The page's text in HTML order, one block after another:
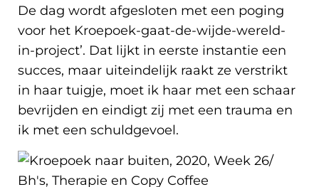
De dag wordt afgesloten met een poging
voor het Kroepoek-gaat-de-wijde-wereld-
in-project’. Dat lijkt in eerste instantie een
succes, maar uiteindelijk raakt ze verstrikt
in haar tuigje, moet ik haar met een schaar
bevrijden en eindigt zij met een trauma en
ik met een schuldgevoel.